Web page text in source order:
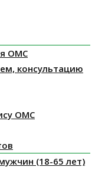
ОМС
консультацию
ОМС
(18-65 лет)